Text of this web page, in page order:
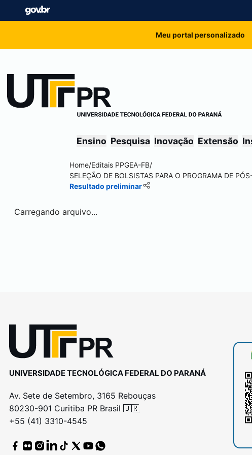
Meu portal personalizado
Ensino Pesquisa Inovação Extensão
Home/Editais PPGEA-FB/
SELEÇÃO DE BOLSISTAS PARA O PROGRAMA DE
Resultado preliminar
Carregando arquivo...
UNIVERSIDADE TECNOLÓGICA FEDERAL DO PARANÁ
Av. Sete de Setembro, 3165 Rebouças
80230-901 Curitiba PR Brasil 🇧🇷
+55 (41) 3310-4545